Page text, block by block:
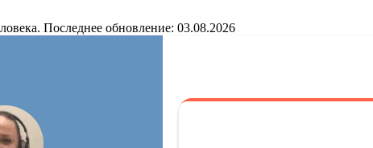
Последнее обновление: 03.08.2026